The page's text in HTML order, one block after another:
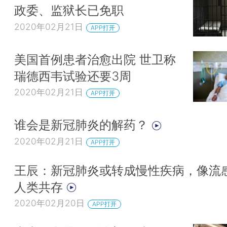
政委、监狱长已免职
2020年02月21日 APP打开
美国首例患者治愈出院 世卫称
瑞德西韦试验还要3周
2020年02月21日 APP打开
谁会是新冠肺炎的解药？
2020年02月21日 APP打开
王辰：新冠肺炎或转成慢性疾病，像流
人类共存
2020年02月20日 APP打开